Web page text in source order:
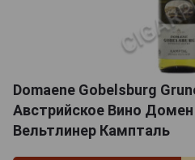
Domaene Gobelsburg
Австрийское Вино
Вельтлинер Кампталь